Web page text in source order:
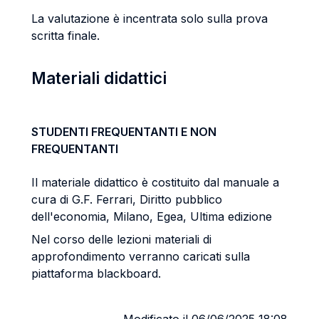
La valutazione è incentrata solo sulla prova
scritta finale.
Materiali didattici
STUDENTI FREQUENTANTI E NON
FREQUENTANTI
Il materiale didattico è costituito dal manuale a
cura di G.F. Ferrari, Diritto pubblico
dell'economia, Milano, Egea, Ultima edizione
Nel corso delle lezioni materiali di
approfondimento verranno caricati sulla
piattaforma blackboard.